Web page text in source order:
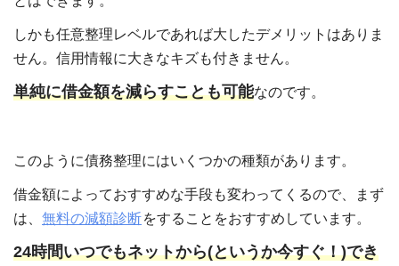
しかも任意整理レベルであれば大したデメリットはありま
せん。信用情報に大きなキズも付きません。
単純に借金額を減らすことも可能なのです。
このように債務整理にはいくつかの種類があります。
借金額によっておすすめな手段も変わってくるので、まず
は、 無料の減額診断をすることをおすすめしています。
24時間いつでもネットから(というか今すぐ！)でき